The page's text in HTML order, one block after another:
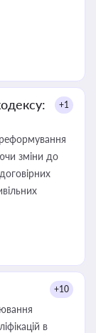
+1
зміни до
+10
в